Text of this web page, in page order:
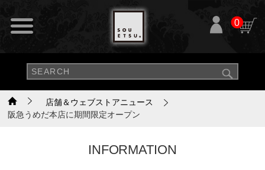
0
店舗＆ウェブストアニュース
阪急うめだ本店に期間限定オープン
INFORMATION